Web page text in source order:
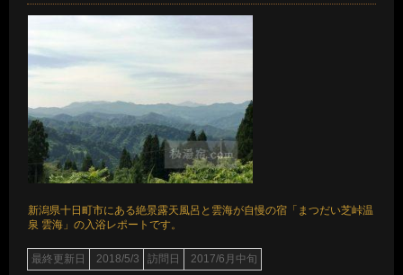
新潟県十日町市にある絶景露天風呂と雲海が自慢の宿「まつだい芝峠温
泉 雲海」の入浴レポートです。
最終更新日 2018/5/3 訪問日 2017/6月中旬